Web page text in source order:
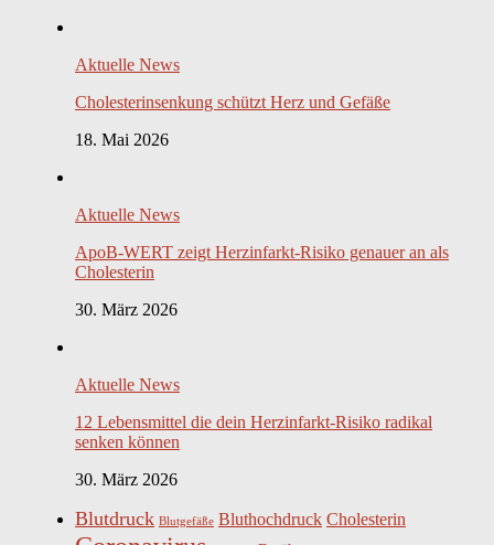
Aktuelle News
Cholesterinsenkung schützt Herz und Gefäße
18. Mai 2026
Aktuelle News
ApoB-WERT zeigt Herzinfarkt-Risiko genauer an als
Cholesterin
30. März 2026
Aktuelle News
12 Lebensmittel die dein Herzinfarkt-Risiko radikal
senken können
30. März 2026
Blutdruck Blutgefäße Bluthochdruck Cholesterin